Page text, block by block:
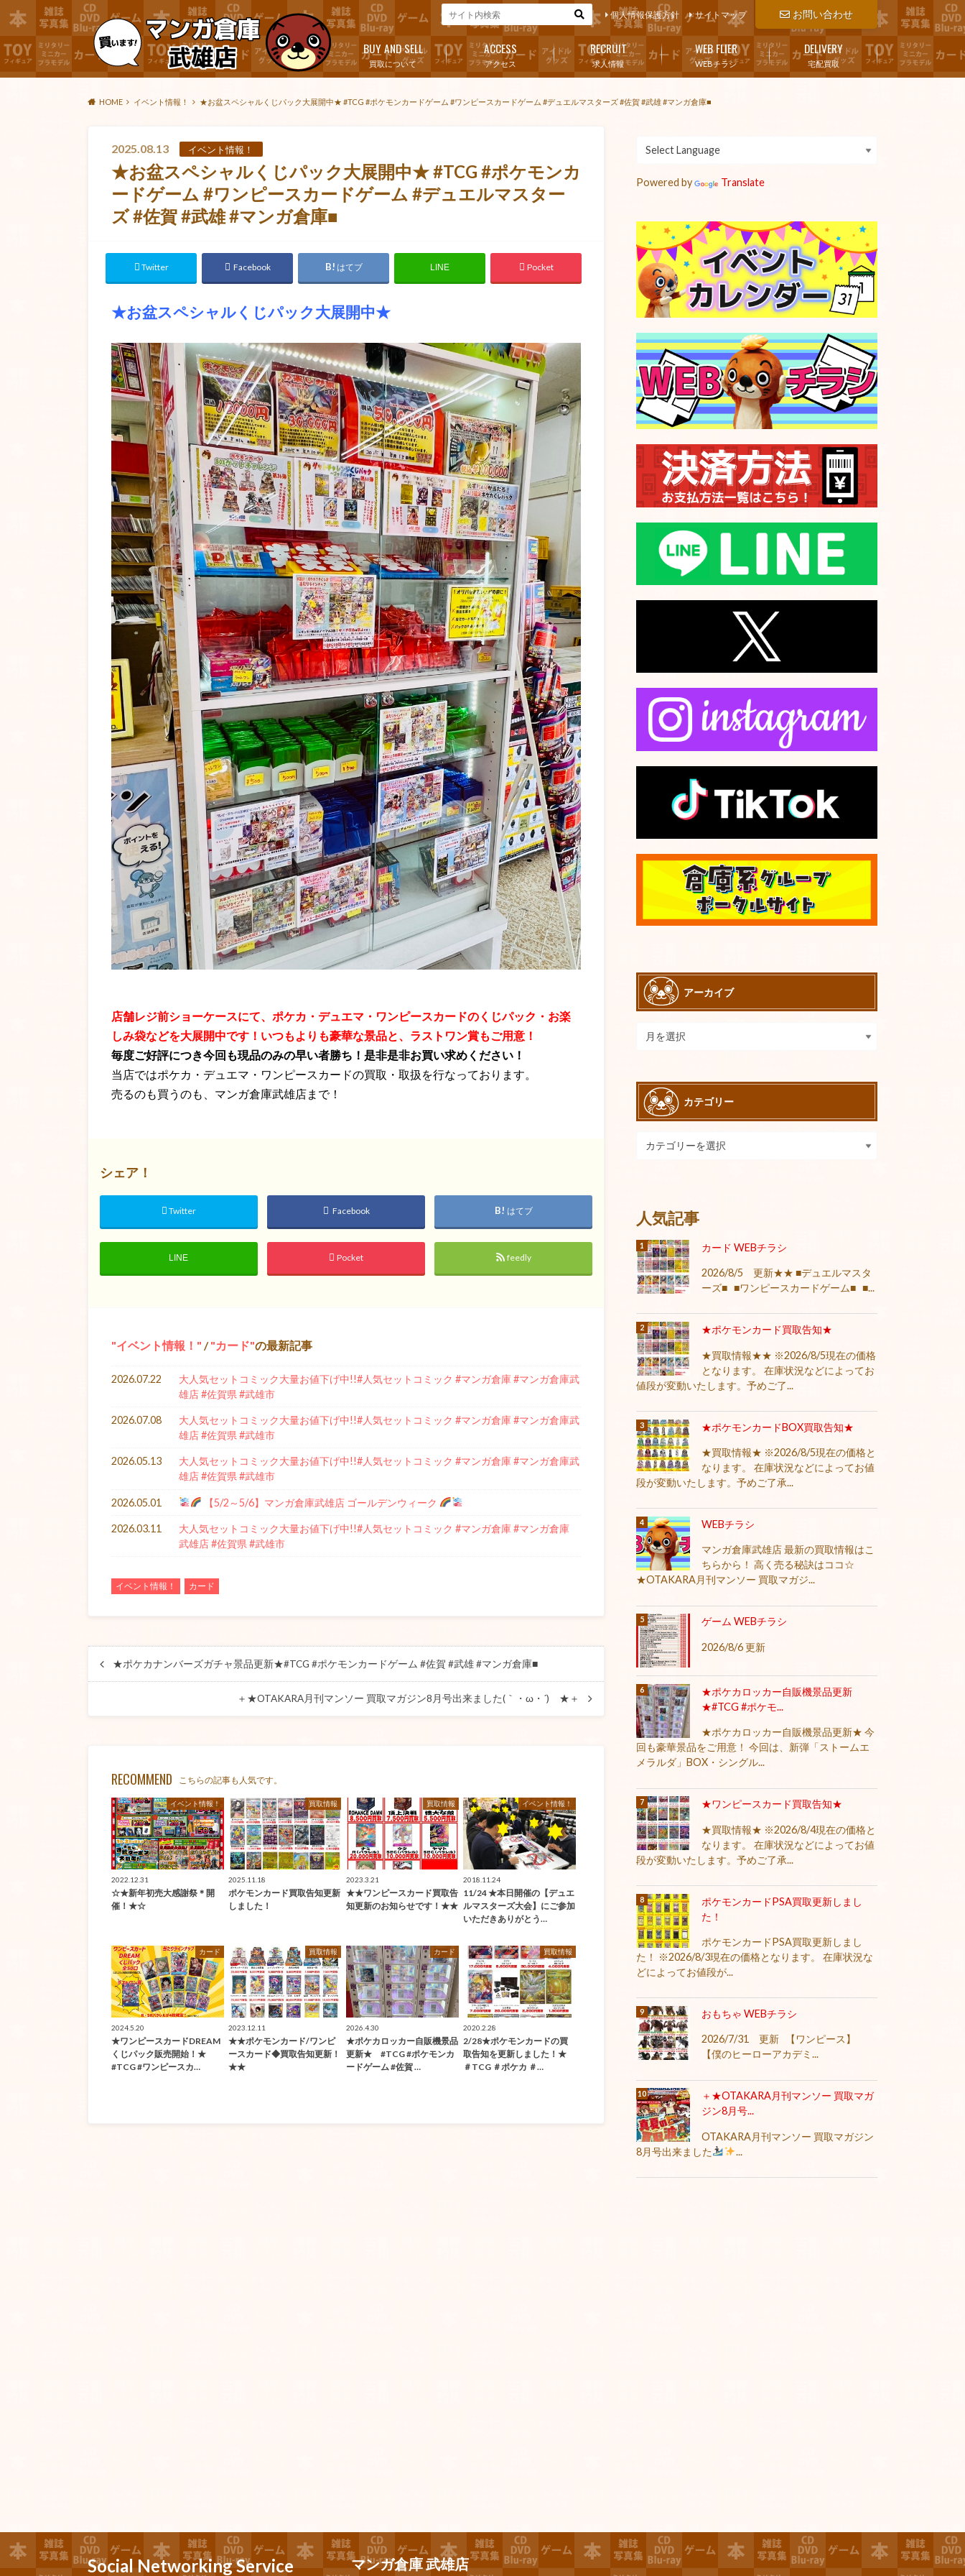
お問い合わせ
個人情報保護方針 サイトマップ
買取について
BUY AND SELL
アクセス
ACCESS
求人情報
RECRUIT
WEBチラシ
WEB FLIER
宅配買取
DELIVERY
HOME イベント情報！ ★お盆スペシャルくじパック大展開中★ #TCG #ポケモンカードゲーム #ワンピースカードゲーム #デュエルマスターズ #佐賀 #武雄 #マンガ倉庫■
2025.08.13 イベント情報！
★お盆スペシャルくじパック大展開中★ #TCG #ポケモンカ
ードゲーム #ワンピースカードゲーム #デュエルマスター
ズ #佐賀 #武雄 #マンガ倉庫■
Twitter Facebook はてブ LINE Pocket
★お盆スペシャルくじパック大展開中★
店舗レジ前ショーケースにて、ポケカ・デュエマ・ワンピースカードのくじパック・お楽
しみ袋などを大展開中です！いつもよりも豪華な景品と、ラストワン賞もご用意！
毎度ご好評につき今回も現品のみの早い者勝ち！是非是非お買い求めください！
当店ではポケカ・デュエマ・ワンピースカードの買取・取扱を行なっております。
売るのも買うのも、マンガ倉庫武雄店まで！
シェア！
Twitter Facebook はてブ
LINE Pocket feedly
イベント情報！ / カード の最新記事
2026.07.22
大人気セットコミック大量お値下げ中!!#人気セットコミック #マンガ倉庫 #マンガ倉庫武
雄店 #佐賀県 #武雄市
2026.07.08
大人気セットコミック大量お値下げ中!!#人気セットコミック #マンガ倉庫 #マンガ倉庫武
雄店 #佐賀県 #武雄市
2026.05.13
大人気セットコミック大量お値下げ中!!#人気セットコミック #マンガ倉庫 #マンガ倉庫武
雄店 #佐賀県 #武雄市
2026.05.01 【5/2～5/6】マンガ倉庫武雄店 ゴールデンウィーク
2026.03.11
大人気セットコミック大量お値下げ中!!#人気セットコミック #マンガ倉庫 #マンガ倉庫
武雄店 #佐賀県 #武雄市
イベント情報！ カード
★ポケカナンバーズガチャ景品更新★#TCG #ポケモンカードゲーム #佐賀 #武雄 #マンガ倉庫■
＋★OTAKARA月刊マンソー 買取マガジン8月号出来ました(｀・ω・´)ゞ★＋
RECOMMEND こちらの記事も人気です。
イベント情報！
2022.12.31
☆★新年初売大感謝祭＊開
催！★☆
買取情報
2025.11.18
ポケモンカード買取告知更新
しました！
買取情報
2023.3.21
★★ワンピースカード買取告
知更新のお知らせです！★★
イベント情報！
2018.11.24
11/24 ★本日開催の【デュエ
ルマスターズ大会】にご参加
いただきありがとう…
カード
2024.5.20
★ワンピースカードDREAM
くじパック販売開始！★
#TCG #ワンピースカ…
買取情報
2023.12.11
★★ポケモンカード/ワンピ
ースカード◆買取告知更新！
★★
カード
2026.4.30
★ポケカロッカー自販機景品
更新★ #TCG #ポケモンカ
ードゲーム #佐賀 …
買取情報
2020.2.28
2/28★ポケモンカードの買
取告知を更新しました！★
＃TCG ＃ポケカ ＃…
Powered by Translate
アーカイブ
カテゴリー
人気記事
カード WEBチラシ
2026/8/5 更新★★ ■デュエルマスタ
ーズ■ ■ワンピースカードゲーム■ ■...
★ポケモンカード買取告知★
★買取情報★★ ※2026/8/5現在の価格
となります。 在庫状況などによってお
値段が変動いたします。予めご了...
★ポケモンカードBOX買取告知★
★買取情報★ ※2026/8/5現在の価格と
なります。 在庫状況などによってお値
段が変動いたします。予めご了承...
WEBチラシ
マンガ倉庫武雄店 最新の買取情報はこ
ちらから！ 高く売る秘訣はココ☆
★OTAKARA月刊マンソー 買取マガジ...
ゲーム WEBチラシ
2026/8/6 更新
★ポケカロッカー自販機景品更新
★#TCG #ポケモ...
★ポケカロッカー自販機景品更新★ 今
回も豪華景品をご用意！ 今回は、新弾「ストームエ
メラルダ」BOX・シングル...
★ワンピースカード買取告知★
★買取情報★ ※2026/8/4現在の価格と
なります。 在庫状況などによってお値
段が変動いたします。予めご了承...
ポケモンカードPSA買取更新しまし
た！
ポケモンカードPSA買取更新しまし
た！ ※2026/8/3現在の価格となります。 在庫状況な
どによってお値段が...
おもちゃ WEBチラシ
2026/7/31 更新 【ワンピース】
【僕のヒーローアカデミ...
＋★OTAKARA月刊マンソー 買取マガ
ジン8月号...
OTAKARA月刊マンソー 買取マガジン
8月号出来ました
...
Social Networking Service マンガ倉庫 武雄店